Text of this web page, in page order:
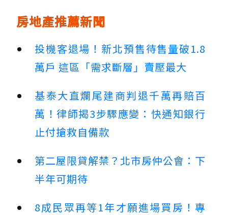
房地產推薦新聞
投機客退場！新北預售待售量破1.8
萬戶 這區「需求斷層」賣壓最大
基泰大直爛尾建商判退千萬再賠百
萬！律師揭3步驟應變：快通知銀行
止付搶救自備款
第二屋限貸解禁？北市房仲公會：下
半年可期待
8成民眾再等1年才願進場買房！專